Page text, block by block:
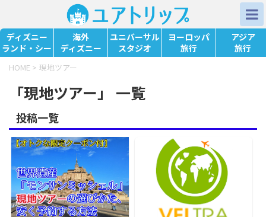
ディズニー
ランド・シー
海外
ディズニー
ユニバーサル
スタジオ
ヨーロッパ
旅行
アジア
旅行
HOME > 現地ツアー
「現地ツアー」 一覧
投稿一覧